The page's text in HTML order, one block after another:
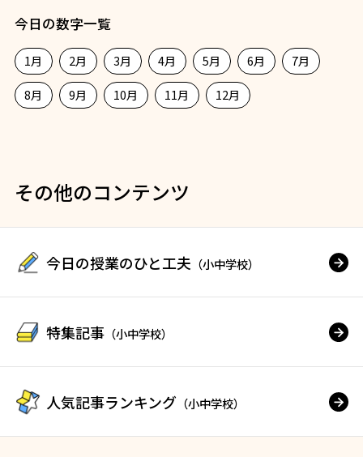
今日の数字一覧
1月 2月 3月 4月 5月 6月
7月
8月
9月 10月 11月 12月
その他のコンテンツ
今日の授業のひと工夫 （小中学校）
特集記事 （小中学校）
人気記事ランキング （小中学校）